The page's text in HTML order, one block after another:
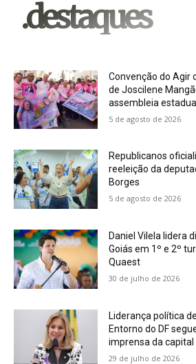
.destaques
Convenção do Agir
de Joscilene
assembleia
5 de agosto de 2026
Republicanos
reeleição da
Borges
5 de agosto de 2026
Daniel Vilela lidera
Goiás em 1º e 2º
Quaest
30 de julho de 2026
Liderança política
Entorno do DF
imprensa da capital
29 de julho de 2026